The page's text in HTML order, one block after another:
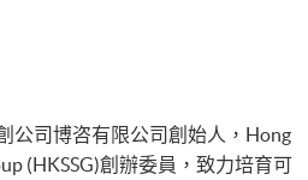
公司博咨有限公司創始人，Hong
(HKSSG)創辦委員，致力培育可